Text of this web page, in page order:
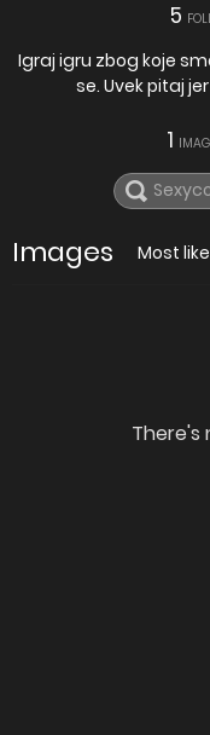
5
Igraj igru zbog koje
se. Uvek pitaj
1
Images Most
There's